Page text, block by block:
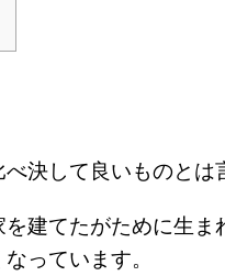
決して良いものとは
建てたがために生ま
っています。